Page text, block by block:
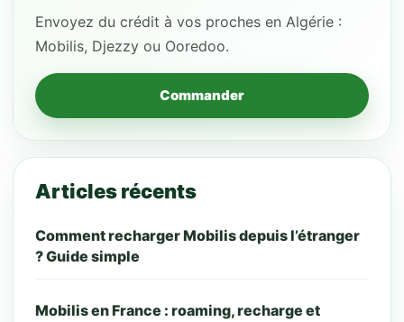
Envoyez du crédit à vos proches en Algérie :
Mobilis, Djezzy ou Ooredoo.
Commander
Articles récents
Comment recharger Mobilis depuis l’étranger
? Guide simple
Mobilis en France : roaming, recharge et